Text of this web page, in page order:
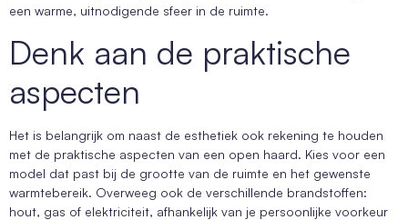
een warme, uitnodigende sfeer in de ruimte.
Denk aan de praktische
aspecten
Het is belangrijk om naast de esthetiek ook rekening te houden
met de praktische aspecten van een open haard. Kies voor een
model dat past bij de grootte van de ruimte en het gewenste
warmtebereik. Overweeg ook de verschillende brandstoffen:
hout, gas of elektriciteit, afhankelijk van je persoonlijke voorkeur